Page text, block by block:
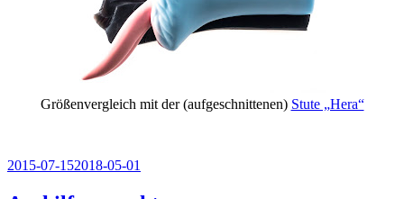
Größenvergleich mit der (aufgeschnittenen) Stute „Hera“
Veröffentlicht
2015-07-152018-05-01